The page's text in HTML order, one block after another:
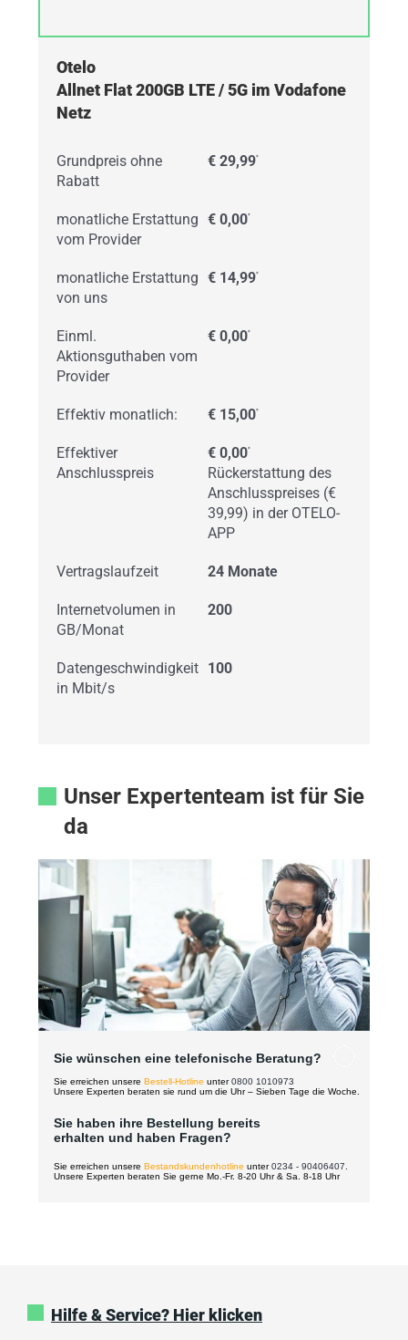
Otelo
Allnet Flat 200GB LTE / 5G im Vodafone
Netz
Grundpreis ohne
Rabatt
€ 29,99*
monatliche Erstattung
vom Provider
€ 0,00*
monatliche Erstattung
von uns
€ 14,99*
Einml.
Aktionsguthaben vom
Provider
€ 0,00*
Effektiv monatlich: € 15,00*
Effektiver
Anschlusspreis
€ 0,00*
Rückerstattung des
Anschlusspreises (€
39,99) in der OTELO-
APP
Vertragslaufzeit 24 Monate
Internetvolumen in
GB/Monat
200
Datengeschwindigkeit
in Mbit/s
100
Unser Expertenteam ist für Sie
da
Sie wünschen eine telefonische Beratung?
Sie erreichen unsere Bestell-Hotline unter0800 1010973
Unsere Experten beraten sie rund um die Uhr – Sieben Tage die Woche.
Sie haben ihre Bestellung bereits
erhalten und haben Fragen?
Sie erreichen unsere Bestandskundenhotline unter0234 - 90406407
Unsere Experten beraten Sie gerne Mo.-Fr. 8-20 Uhr & Sa. 8-18 Uhr
Hilfe & Service? Hier klicken